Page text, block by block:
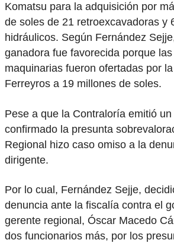
Komatsu para la adquisición por
de soles de 21 retroexcavadoras y
hidráulicos. Según Fernández
ganadora fue favorecida porque
maquinarias fueron ofertadas por
Ferreyros a 19 millones de soles.
Pese a que la Contraloría emitió un
confirmado la presunta
Regional hizo caso omiso a la
dirigente.
Por lo cual, Fernández Sejje,
denuncia ante la fiscalía contra el
gerente regional, Óscar Macedo
dos funcionarios más, por los